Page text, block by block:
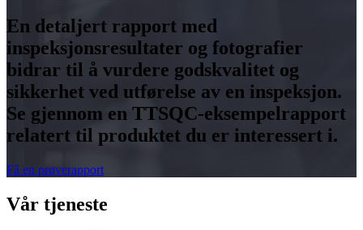
En detaljert rapport med
inspeksjonsresultater og fotografier
bidrar til å vurdere godskvalitet og
sikkerhet ved utførelse av en inspeksjon.
Se gjennom en TTSQC-eksempelrapport
relatert til produktet du er interessert i.
Få en prøverapport
Vår tjeneste